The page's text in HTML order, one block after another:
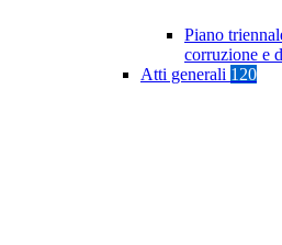
Piano
corruzione e
Atti generali 120